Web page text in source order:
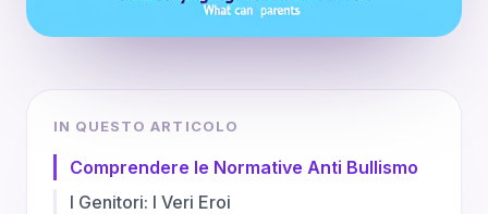
IN QUESTO ARTICOLO
Comprendere le Normative Anti Bullismo
I Genitori: I Veri Eroi